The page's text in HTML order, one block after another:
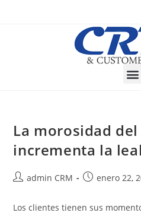
La morosidad
incrementa la
admin CRM enero 22,
Los clientes tienen sus